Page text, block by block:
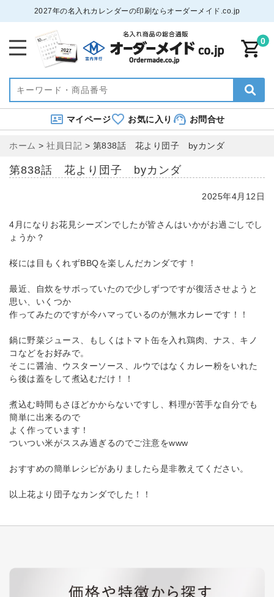
2027年の名入れカレンダーの印刷ならオーダーメイド.co.jp
0
マイページ お気に入り お問合せ
ホーム > 社員日記 > 第838話 花より団子 byカンダ
第838話 花より団子 byカンダ
2025年4月12日
4月になりお花見シーズンでしたが皆さんはいかがお過ごしでし
ょうか？
桜には目もくれずBBQを楽しんだカンダです！
最近、自炊をサボっていたので少しずつですが復活させようと
思い、いくつか
作ってみたのですが今ハマっているのが無水カレーです！！
鍋に野菜ジュース、もしくはトマト缶を入れ鶏肉、ナス、キノ
コなどをお好みで。
そこに醤油、ウスターソース、ルウではなくカレー粉をいれた
ら後は蓋をして煮込むだけ！！
煮込む時間もさほどかからないですし、料理が苦手な自分でも
簡単に出来るので
よく作っています！
ついつい米がススみ過ぎるのでご注意をwww
おすすめの簡単レシピがありましたら是非教えてください。
以上花より団子なカンダでした！！